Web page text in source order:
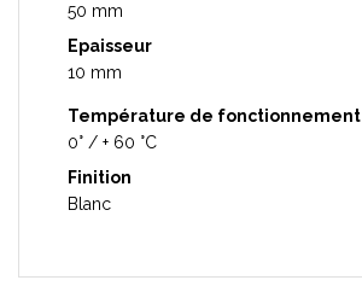
50 mm
Epaisseur
10 mm
Température de fonctionnement
0° / + 60 °C
Finition
Blanc